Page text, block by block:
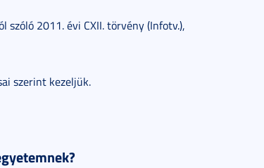
szóló 2011. évi CXII. törvény (Infotv.),
szerint kezeljük.